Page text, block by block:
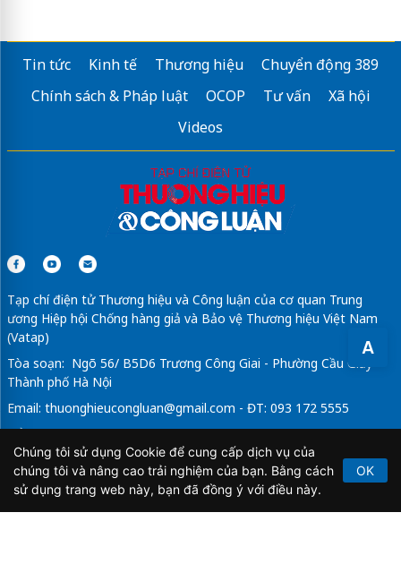
A
Tin tức Kinh tế Thương hiệu
Chuyển động 389
Chính sách & Pháp luật
OCOP Tư vấn
Xã hội
Videos
Tạp chí điện tử Thương hiệu và Công luận của cơ quan Trung
ương Hiệp hội Chống hàng giả và Bảo vệ Thương hiệu Việt Nam
(Vatap)
Tòa soạn: Ngõ 56/ B5D6 Trương Công Giai - Phường Cầu Giấy -
Thành phố Hà Nội
Email: thuonghieucongluan@gmail.com - ĐT: 093 172 5555
Tổng Biên Tập: Vũ Đức Thuận
Giấy phép hoạt động báo chí điện tử số 64/GP-BTTTT do Bộ
Thông tin và Truyền thông cấp ngày 21/2/2020.
Chúng tôi sử dụng Cookie để cung cấp dịch vụ của
chúng tôi và nâng cao trải nghiệm của bạn. Bằng cách
sử dụng trang web này, bạn đã đồng ý với điều này.
OK